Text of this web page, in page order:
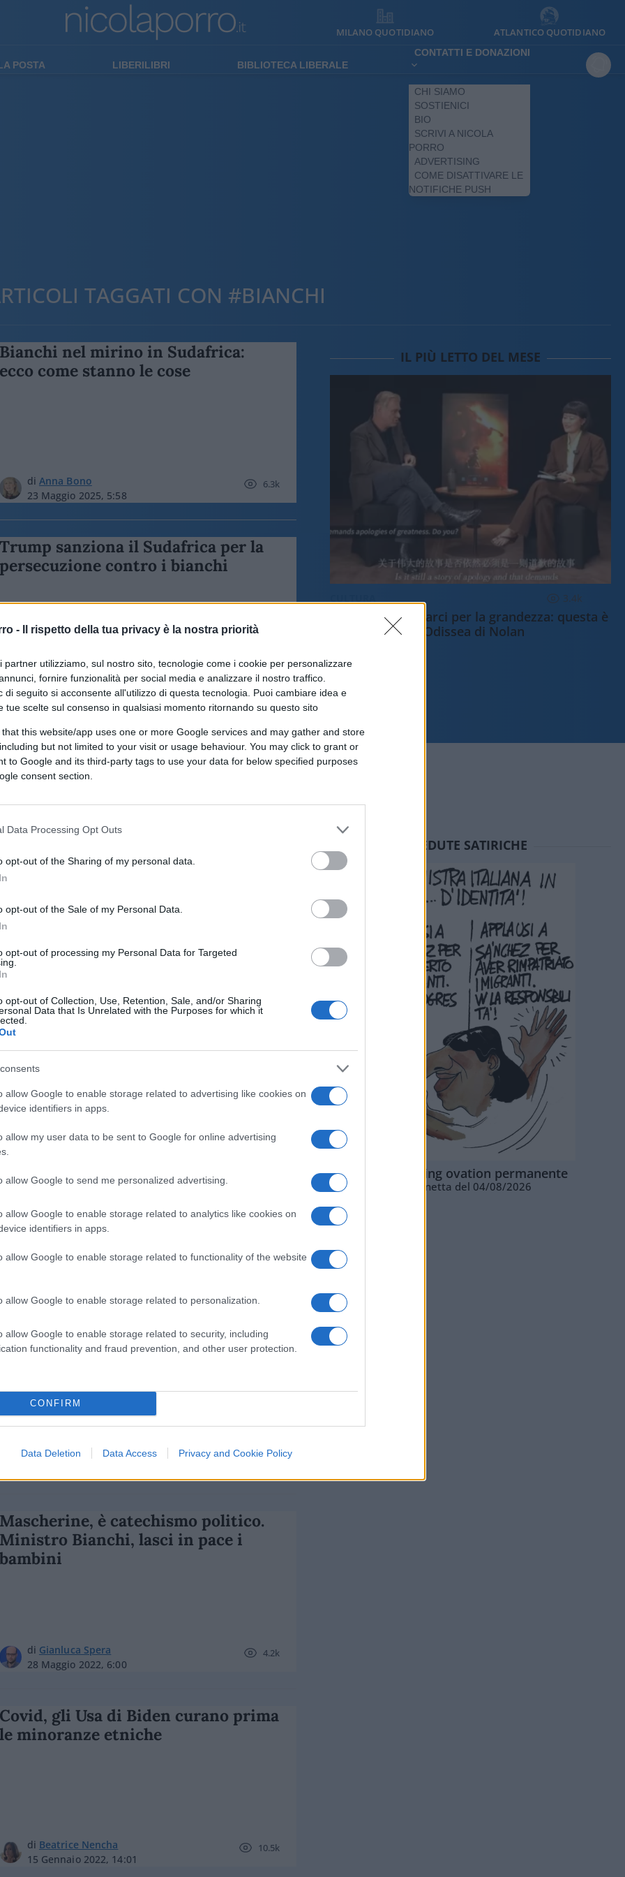
- Il rispetto della tua privacy è la nostra priorità
partner utilizziamo, sul nostro sito, tecnologie come i cookie per personalizzare
fornire funzionalità per social media e analizzare il nostro traffico.
di seguito si acconsente all'utilizzo di questa tecnologia. Puoi cambiare idea e
tue scelte sul consenso in qualsiasi momento ritornando su questo sito
that this website/app uses one or more Google services and may gather and store
but not limited to your visit or usage behaviour. You may click to grant or
to Google and its third-party tags to use your data for below specified purposes
consent section.
Data Processing Opt Outs
opt-out of the Sharing of my personal data.
opt-out of the Sale of my Personal Data.
opt-out of processing my Personal Data for Targeted
opt-out of Collection, Use, Retention, Sale, and/or Sharing
Data that Is Unrelated with the Purposes for which it
allow Google to enable storage related to advertising like cookies on
identifiers in apps.
allow my user data to be sent to Google for online advertising
allow Google to send me personalized advertising.
allow Google to enable storage related to analytics like cookies on
identifiers in apps.
allow Google to enable storage related to functionality of the website
allow Google to enable storage related to personalization.
allow Google to enable storage related to security, including
functionality and fraud prevention, and other user protection.
CONFIRM
Data Deletion Data Access Privacy and Cookie Policy
MILANO QUOTIDIANO ATLANTICO QUOTIDIANO
POSTA LIBERILIBRI BIBLIOTECA LIBERALE
CONTATTI E DONAZIONI
CHI SIAMO
SOSTIENICI
BIO
SCRIVI A NICOLA
PORRO
ADVERTISING
COME DISATTIVARE LE
NOTIFICHE PUSH
TAGGATI CON #BIANCHI
Bianchi nel mirino in Sudafrica:
ecco come stanno le cose
di Anna Bono
23 Maggio 2025, 5:58
6.3k
Trump sanziona il Sudafrica per la
persecuzione contro i bianchi
di Anna Bono
8 Febbraio 2025, 5:54
4.8k
Woke, benvenuti nel mondo
(tranne per i bianchi)
6 Marzo 2024, 16:14
Razzismo al contrario: no, non c’è da
di essere bianchi
diArmando Simón
Bianchi, che scandalo dover
noi l’omicidio di Willy
diNicolò Petrali
18.2k
Mascherine, i colpi di coda dei
chiusuristi: vogliono far ripartire la
diGianluca Spera
3.8k
Mascherine, è catechismo politico.
Ministro Bianchi, lasci in pace i
bambini
di Gianluca Spera
28 Maggio 2022, 6:00
4.2k
Covid, gli Usa di Biden curano prima
le minoranze etniche
di Beatrice Nencha
15 Gennaio 2022, 14:01
10.5k
IL PIÙ LETTO DEL MESE
3.4k
Dobbiamo scusarci per la grandezza: questa è
l'Odissea di Nolan
SEDUTE SATIRICHE
La standing ovation permanente
Vignetta del 04/08/2026